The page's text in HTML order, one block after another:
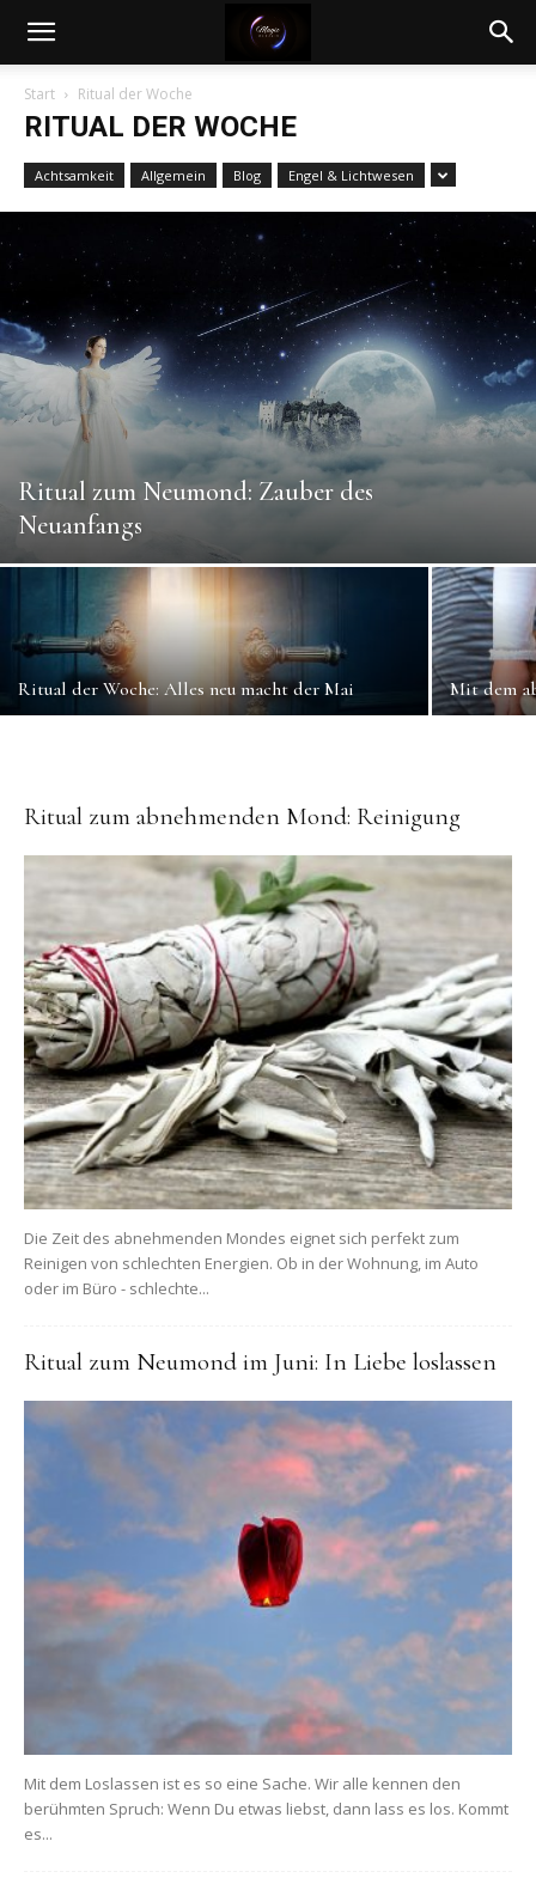
Magic
Magazin
Start Ritual der Woche
RITUAL DER WOCHE
Achtsamkeit Allgemein Blog Engel & Lichtwesen
Ritual zum Neumond: Zauber des
Neuanfangs
Ritual der Woche: Alles neu macht der Mai Mit dem
Ritual zum abnehmenden Mond: Reinigung
Die Zeit des abnehmenden Mondes eignet sich perfekt zum
Reinigen von schlechten Energien. Ob in der Wohnung, im Auto
oder im Büro - schlechte...
Ritual zum Neumond im Juni: In Liebe loslassen
Mit dem Loslassen ist es so eine Sache. Wir alle kennen den
berühmten Spruch: Wenn Du etwas liebst, dann lass es los. Kommt
es...